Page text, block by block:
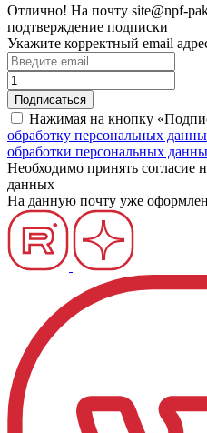
Отлично! На почту site@npf-
подтверждение подписки
Укажите корректный email
Нажимая на кнопку
обработку персональных
обработки персональных
Необходимо принять согласие
данных
На данную почту уже